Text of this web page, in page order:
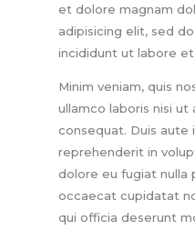
et dolore magnam
adipisicing elit, sed
incididunt ut labore
Minim veniam, quis
ullamco laboris nisi
consequat. Duis aute
reprehenderit in
dolore eu fugiat nulla
occaecat cupidatat
qui officia deserunt